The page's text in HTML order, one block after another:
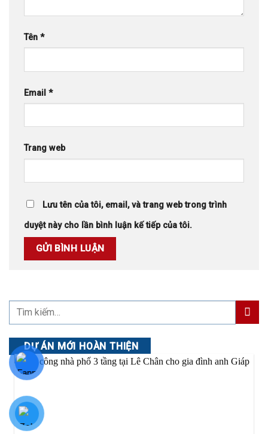
Tên *
Email *
Trang web
Lưu tên của tôi, email, và trang web trong trình
duyệt này cho lần bình luận kế tiếp của tôi.
DỰ ÁN MỚI HOÀN THIỆN